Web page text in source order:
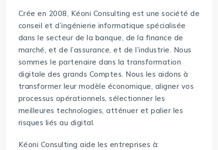
Crée en 2008, Kéoni Consulting est une société de
conseil et d’ingénierie informatique spécialisée
dans le secteur de la banque, de la finance de
marché, et de l’assurance, et de l’industrie. Nous
sommes le partenaire dans la transformation
digitale des grands Comptes. Nous les aidons à
transformer leur modèle économique, aligner vos
processus opérationnels, sélectionner les
meilleures technologies, atténuer et palier les
risques liés au digital.
Kéoni Consulting aide les entreprises à: